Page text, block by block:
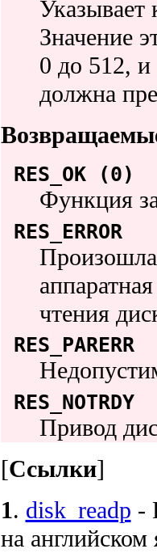
Указывает
Значение
0 до 512,
должна
RES_OK (0)
Функция
RES_ERROR
Произошла
чтения
RES_PARERR
RES_NOTRDY
Привод
[Ссылки]
1. disk_readp -
на английском